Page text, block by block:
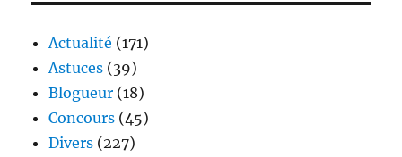
pack
Actualité (171)
Astuces (39)
Blogueur (18)
Concours (45)
Divers (227)